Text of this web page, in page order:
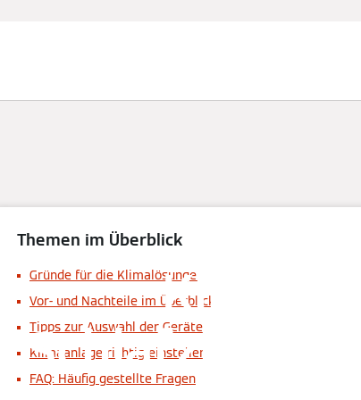
Themen im Überblick
Gründe für die Klimalösungen
Vor- und Nachteile im Überblick
Tipps zur Auswahl der Geräte
Klimaanlage richtig einstellen
FAQ: Häufig gestellte Fragen